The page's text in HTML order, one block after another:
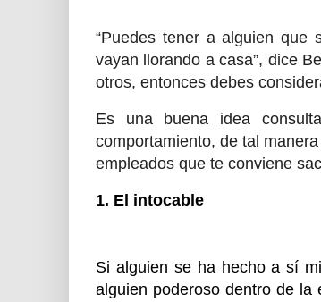
“Puedes tener a alguien que
vayan llorando a casa”, dice
otros, entonces debes
Es una buena idea
comportamiento, de tal
empleados que te conviene
1. El intocable
Si alguien se ha hecho a sí
alguien poderoso dentro de la